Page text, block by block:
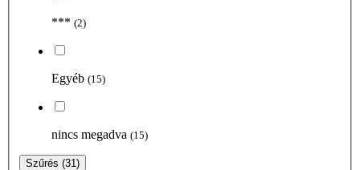
*** (2)
Egyéb (15)
nincs megadva (15)
Szűrés (31)